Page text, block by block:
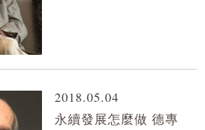
2018.05.04
永續發展怎麼做 德專